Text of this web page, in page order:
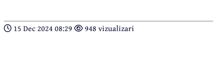
15 Dec 2024 08:29 948 vizualizari